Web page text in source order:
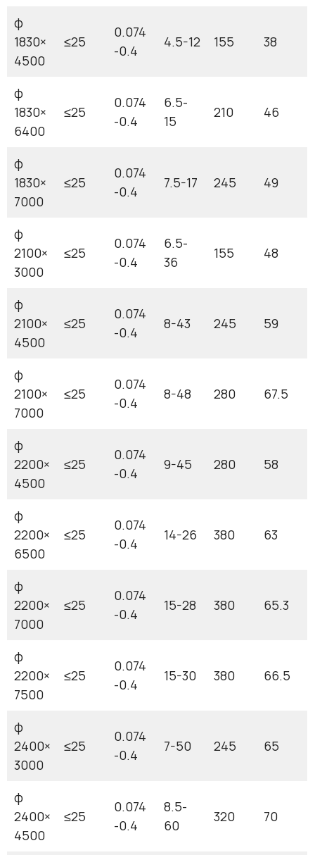
φ
1830×
4500
≤25
0.074
-0.4
4.5-12 155 38
φ
1830×
6400
≤25
0.074
-0.4
6.5-
15
210 46
φ
1830×
7000
≤25
0.074
-0.4
7.5-17 245 49
φ
2100×
3000
≤25
0.074
-0.4
6.5-
36
155 48
φ
2100×
4500
≤25
0.074
-0.4
8-43 245 59
φ
2100×
7000
≤25
0.074
-0.4
8-48 280 67.5
φ
2200×
4500
≤25
0.074
-0.4
9-45 280 58
φ
2200×
6500
≤25
0.074
-0.4
14-26 380 63
φ
2200×
7000
≤25
0.074
-0.4
15-28 380 65.3
φ
2200×
7500
≤25
0.074
-0.4
15-30 380 66.5
φ
2400×
3000
≤25
0.074
-0.4
7-50 245 65
φ
2400×
4500
≤25
0.074
-0.4
8.5-
60
320 70